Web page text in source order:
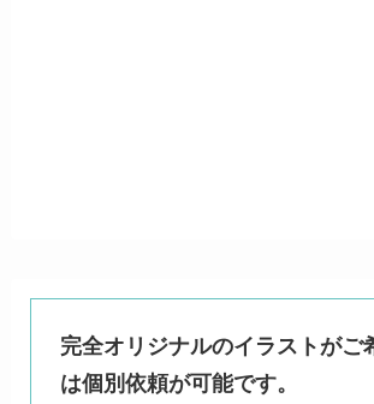
完全オリジナルのイラストがご
は個別依頼が可能です。